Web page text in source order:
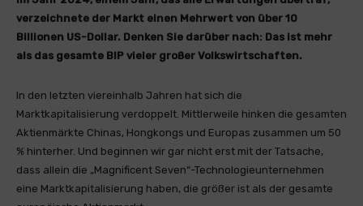
verzeichnete der Markt einen Mehrwert von über 10
Billionen US-Dollar. Denken Sie darüber nach: Das ist mehr
als das gesamte BIP vieler großer Volkswirtschaften.
In den letzten viereinhalb Jahren hat sich die
Marktkapitalisierung verdoppelt. Mittlerweile hinken die gesamten
Aktienmärkte Chinas, Hongkongs und Europas zusammen um 50
% hinterher. Und beginnen wir gar nicht erst mit der Tatsache,
dass allein die „Magnificent Seven“-Technologieunternehmen
eine Marktkapitalisierung haben, die größer ist als der gesamte